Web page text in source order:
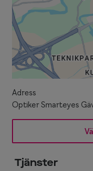
Adress
Optiker Smarteyes
Tjänster